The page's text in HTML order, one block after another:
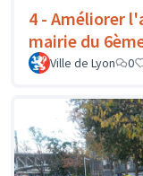
4 - Améliorer
mairie du
Ville de Lyon 0